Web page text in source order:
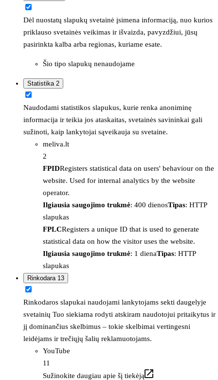
Dėl nuostatų slapukų svetainė įsimena informaciją, nuo kurios
priklauso svetainės veikimas ir išvaizda, pavyzdžiui, jūsų
pasirinkta kalba arba regionas, kuriame esate.
Šio tipo slapukų nenaudojame
Statistika 2
Naudodami statistikos slapukus, kurie renka anoniminę
informacija ir teikia jos ataskaitas, svetainės savininkai gali
sužinoti, kaip lankytojai sąveikauja su svetaine.
meliva.lt
2
FPIDRegisters statistical data on users' behaviour on the
website. Used for internal analytics by the website
operator.
Ilgiausia saugojimo trukmė: 400 dienosTipas: HTTP
slapukas
FPLCRegisters a unique ID that is used to generate
statistical data on how the visitor uses the website.
Ilgiausia saugojimo trukmė: 1 dienaTipas: HTTP
slapukas
Rinkodara 13
Rinkodaros slapukai naudojami lankytojams sekti daugelyje
svetainių Tuo siekiama rodyti atskiram naudotojui pritaikytus ir
jį dominančius skelbimus – tokie skelbimai vertingesni
leidėjams ir trečiųjų šalių reklamuotojams.
YouTube
11
Sužinokite daugiau apie šį tiekėją